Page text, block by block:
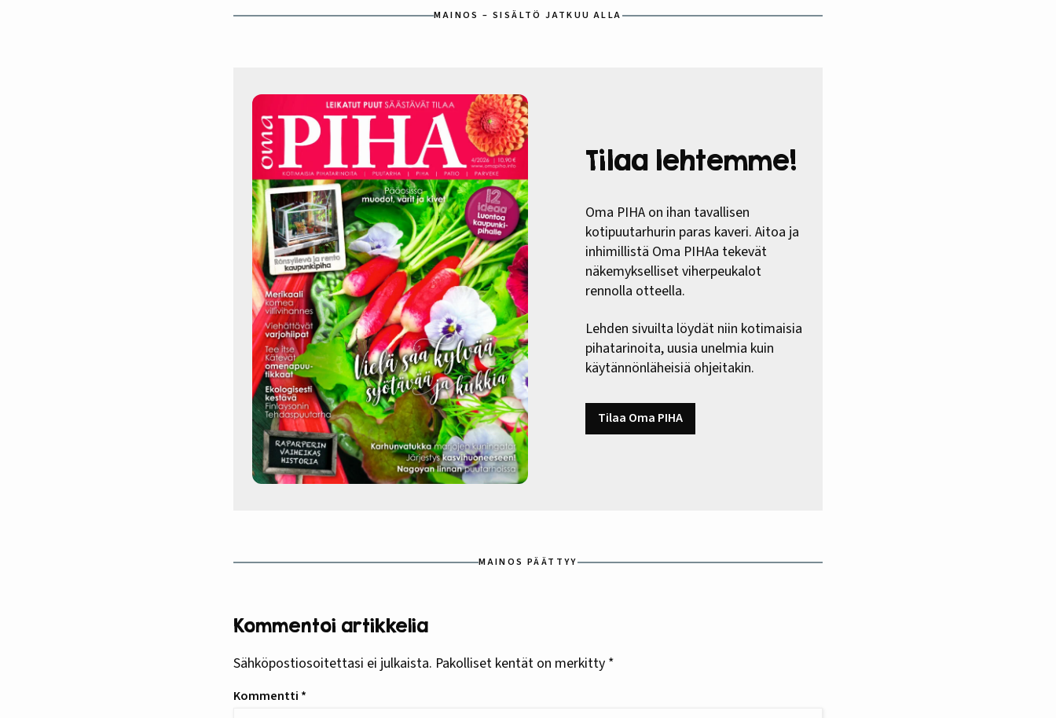
MAINOS – SISÄLTÖ JATKUU ALLA
Tilaa lehtemme!
Oma PIHA on ihan tavallisen
kotipuutarhurin paras kaveri. Aitoa ja
inhimillistä Oma PIHAa tekevät
näkemykselliset viherpeukalot
rennolla otteella.
Lehden sivuilta löydät niin kotimaisia
pihatarinoita, uusia unelmia kuin
käytännönläheisiä ohjeitakin.
Tilaa Oma PIHA
MAINOS PÄÄTTYY
Kommentoi artikkelia
Sähköpostiosoitettasi ei julkaista. Pakolliset kentät on merkitty *
Kommentti *